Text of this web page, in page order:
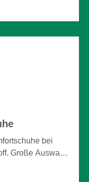
Fußgesundheit
bei
Große Auswahl,